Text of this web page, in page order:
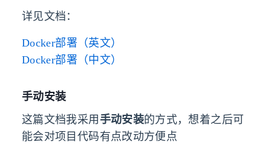
详见文档：
Docker部署（英文）
Docker部署（中文）
手动安装
这篇文档我采用 手动安装的方式，想着之后可
能会对项目代码有点改动方便点